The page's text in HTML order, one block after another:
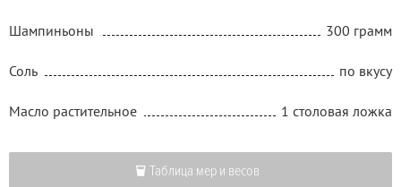
Шампиньоны 300 грамм
Соль по вкусу
Масло растительное 1 столовая ложка
Таблица мер и весов